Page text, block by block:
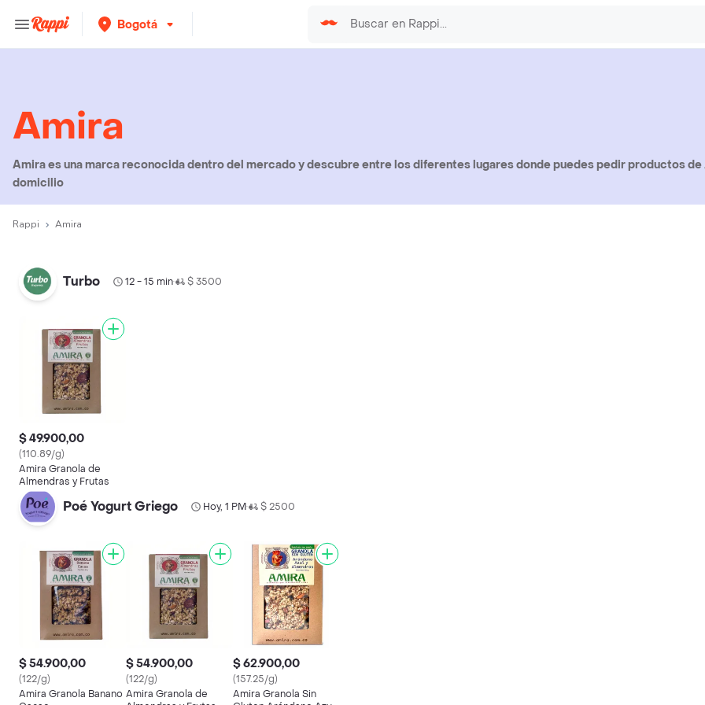
Bogotá
Amira
Amira es una marca reconocida dentro del mercado y descubre entre los diferentes lugares donde puedes pedir productos de
domicilio
Rappi Amira
Turbo 12 - 15 min• $ 3500
$ 49.900,00
(110.89/g)
Amira Granola de
Almendras y Frutas
Poé Yogurt Griego Hoy, 1 PM• $ 2500
$ 54.900,00
(122/g)
Amira Granola Banano
$ 54.900,00
(122/g)
Amira Granola de
$ 62.900,00
(157.25/g)
Amira Granola Sin